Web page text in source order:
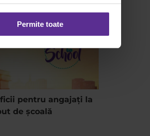
Permite toate
pentru angajați la
de școală